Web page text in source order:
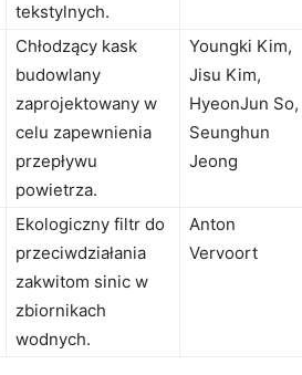
tekstylnych.
Chłodzący kask
budowlany
zaprojektowany w
celu zapewnienia
przepływu
powietrza.
Youngki Kim,
Jisu Kim,
HyeonJun So,
Seunghun
Jeong
Ekologiczny filtr do
przeciwdziałania
zakwitom sinic w
zbiornikach
wodnych.
Anton
Vervoort